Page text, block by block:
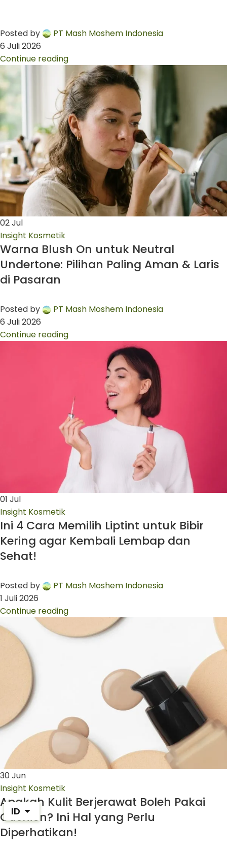
Posted by
PT Mash Moshem Indonesia
6 Juli 2026
Continue reading
02Jul
Insight Kosmetik
Warna Blush On untuk Neutral
Undertone: Pilihan Paling Aman & Laris
di Pasaran
Posted by
PT Mash Moshem Indonesia
6 Juli 2026
Continue reading
01 Jul
Insight Kosmetik
Ini 4 Cara Memilih Liptint untuk Bibir
Kering agar Kembali Lembap dan
Sehat!
Posted by
PT Mash Moshem Indonesia
1 Juli 2026
Continue reading
30Jun
Insight Kosmetik
Apakah Kulit Berjerawat Boleh Pakai
Cushion? Ini Hal yang Perlu
Diperhatikan!
ID